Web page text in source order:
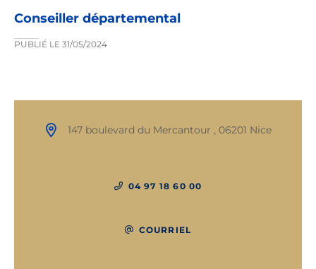
Conseiller départemental
PUBLIÉ LE 31/05/2024
147 boulevard du Mercantour , 06201 Nice
04 97 18 60 00
COURRIEL